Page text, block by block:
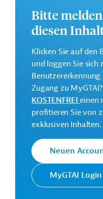
.
Gesamtkosten:
0,5 Millionen US-Dollar
Geberbeitrag:
0,5 Millionen US-Dollar
Kontaktadresse
Interamerikanische
Entwicklungsbank
Bitte
diesen
Klicken Sie auf den
und loggen Sie sich
Benutzererkennung
Zugang zu
KOSTENFREIeinen
profitieren Sie von
exklusiven Inhalten.
Neuen
MyGTAI Login